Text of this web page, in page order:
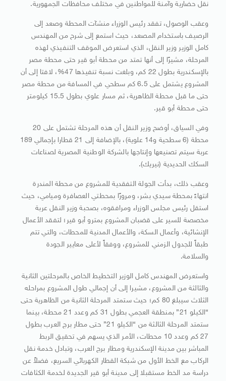
نقل حضارية وآمنة للمواطنين في مختلف محافظات الجمهورية.
وعقب الوصول، تفقد رئيس الوزراء منشآت المحطة وصعد إلى
الرصيف باستخدام المصعد، حيث استمع إلى شرح من المهندس
كامل الوزير وزير النقل، الذي استعرض الموقف التنفيذي لهذه
المرحلة، مشيرًا إلى أنها تمتد من محطة أبو قير حتى محطة مصر
بالإسكندرية بطول 22 كم، وبلغت نسبة تنفيذها 47%، لافتا إلى أن
المشروع يشتمل على 6.5 كم سطحي في المسافة من محطة مصر
حتى ما قبل محطة الظاهرية، ثم مسار علوي بطول 15.5 كيلومتر
حتى محطة أبو قير.
وفي السياق، أوضح وزير النقل أن هذه المرحلة تشتمل على 20
محطة (6 سطحية و14 علوية)، بالإضافة إلى 21 قطارا بإجمالي 189
عربة سيتم تصنيعها وإنتاجها بالشركة الوطنية المصرية لصناعات
السكك الحديدية (نيريك).
وعقب ذلك، بدأت الجولة التفقدية للمشروع من محطة المندرة
انتهاءً بمحطة سيدي بشر، ومرورًا بمحطتي العصافرة وميامي، حيث
استقل رئيس مجلس الوزراء ومرافقوه، بصحبة وزير النقل عربة
مخصصة للسير على قضبان المشروع بمترو أبو قير؛ لتفقد الأعمال
الإنشائية، وأعمال السكة، والأعمال المدنية للمحطات، والتي تتم
طبقاً للجدول الزمني للمشروع، ووفقاً لأعلى معايير الجودة
والسلامة.
واستعرض المهندس كامل الوزير التخطيط الخاص بالمرحلتين الثانية
والثالثة من المشروع، مشيرا إلى أن إجمالي طول المشروع بمراحله
الثلاث سيبلغ 80 كم؛ حيث ستمتد المرحلة الثانية من الظاهرية حتى
“الكيلو 21” بمنطقة العجمي بطول 31 كم وعدد 21 محطة، بينما
ستمتد المرحلة الثالثة من “الكيلو 21” حتى مطار برج العرب بطول
27 كم وعدد 10 محطات، الأمر الذي يسهم في تحقيق الربط
المباشر بين مدينة الإسكندرية ومطار برج العرب، وتبادل خدمة نقل
الركاب مع الخط الأول من شبكة القطار الكهربائي السريع، فضلاً عن
دراسة مد الخط مستقبلا إلى مدينة أبو قير الجديدة لخدمة الكثافات